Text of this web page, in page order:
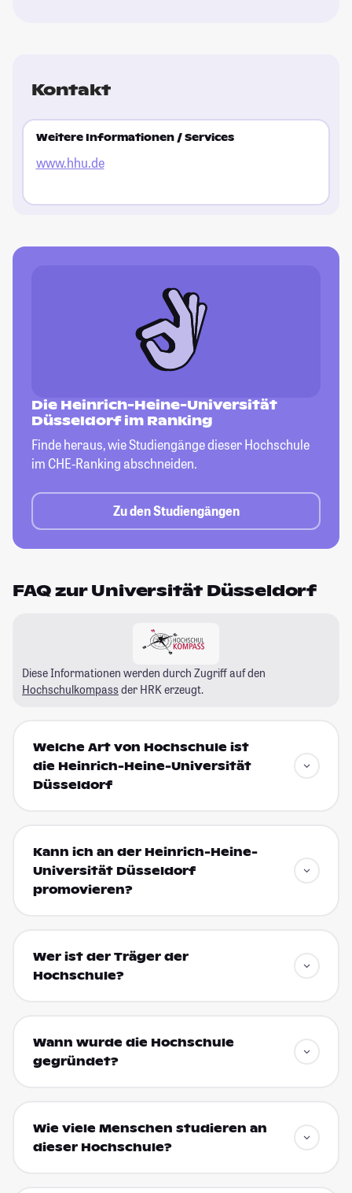
Kontakt
Weitere Informationen / Services
www.hhu.de
Die Heinrich-Heine-Universität
Düsseldorf im Ranking
Finde heraus, wie Studiengänge dieserHochschule
im CHE-Ranking abschneiden.
Zu den Studiengängen
FAQ zur Universität Düsseldorf
Diese Informationen werden durch Zugriff auf den
Hochschulkompass der HRK erzeugt.
Welche Art von Hochschule ist
die Heinrich-Heine-Universität
Düsseldorf
Kann ich an der Heinrich-Heine-
Universität Düsseldorf
promovieren?
Wer ist der Träger der
Hochschule?
Wann wurde die Hochschule
gegründet?
Wie viele Menschen studieren an
dieser Hochschule?